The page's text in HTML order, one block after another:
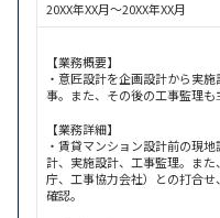
20XX年XX月～20XX年XX月
【業務概要】
・意匠設計を企画設計から実
事。また、その後の工事監理も
【業務詳細】
・賃貸マンション設計前の現
計、実施設計、工事監理。ま
庁、工事協力会社）との打合
確認。